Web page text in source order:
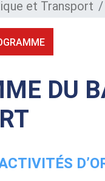
et Transport
DU